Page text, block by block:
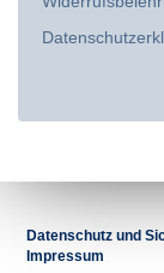
Datenschutz und
Impressum